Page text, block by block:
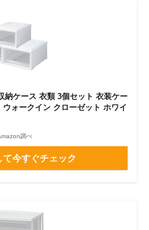
納ケース 衣類 3個セット 衣装ケー
ォークイン クローゼット ホワイ
調べ
今すぐチェック